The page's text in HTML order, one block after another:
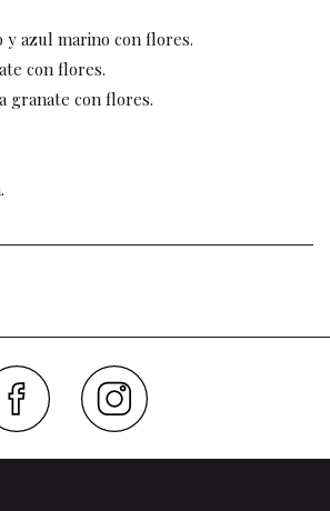
y azul marino con flores.
con flores.
granate con flores.